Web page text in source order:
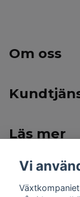
Om oss
Läs mer
Sociala
Vi